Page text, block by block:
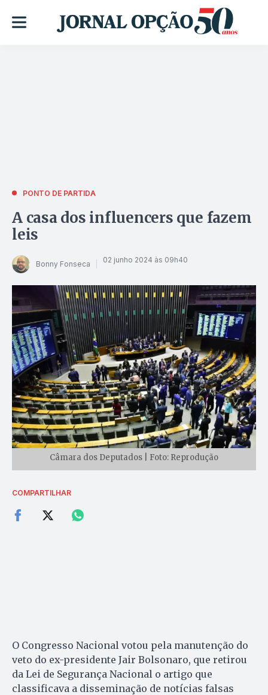
PONTO DE PARTIDA
A casa dos influencers que fazem
leis
Bonny Fonseca 02 junho 2024 às 09h40
Câmara dos Deputados | Foto: Reprodução
COMPARTILHAR
O Congresso Nacional votou pela manutenção do
veto do ex-presidente Jair Bolsonaro, que retirou
da Lei de Segurança Nacional o artigo que
classificava a disseminação de notícias falsas